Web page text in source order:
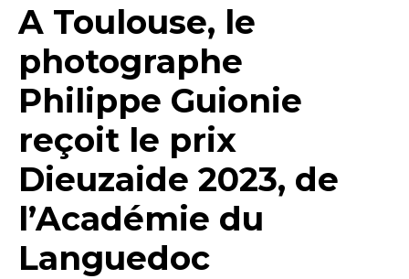
A Toulouse, le
photographe
Philippe Guionie
reçoit le prix
Dieuzaide 2023, de
l’Académie du
Languedoc